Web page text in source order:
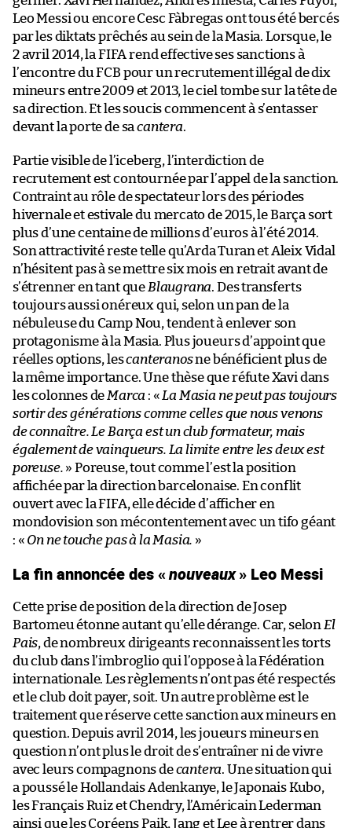
Leo Messi ou encore Cesc Fàbregas ont tous été bercés
par les diktats prêchés au sein de la Masia. Lorsque, le
2 avril 2014, la FIFA rend effective ses sanctions à
l’encontre du FCB pour un recrutement illégal de dix
mineurs entre 2009 et 2013, le ciel tombe sur la tête de
sa direction. Et les soucis commencent à s’entasser
devant la porte de sacantera.
Partie visible de l’iceberg, l’interdiction de
recrutement est contournée par l’appel de la sanction.
Contraint au rôle de spectateur lors des périodes
hivernale et estivale du mercato de 2015, le Barça sort
plus d’une centaine de millions d’euros à l’été 2014.
Son attractivité reste telle qu’Arda Turan et Aleix Vidal
n’hésitent pas à se mettre six mois en retrait avant de
s’étrenner en tant queBlaugrana. Des transferts
toujours aussi onéreux qui, selon un pan de la
nébuleuse du Camp Nou, tendent à enlever son
protagonisme à la Masia. Plus joueurs d’appoint que
réelles options, lescanteranosne bénéficient plus de
la même importance. Une thèse que réfute Xavi dans
les colonnes deMarca : «La Masia ne peut pas toujours
sortir des générations comme celles que nous venons
de connaître. Le Barça est un club formateur, mais
également de vainqueurs. La limite entre les deux est
poreuse. » Poreuse, tout comme l’est la position
affichée par la direction barcelonaise. En conflit
ouvert avec la FIFA, elle décide d’afficher en
mondovision son mécontentement avec un tifo géant
: « On ne touche pas à la Masia. »
La fin annoncée des «nouveaux» Leo Messi
Cette prise de position de la direction de Josep
Bartomeu étonne autant qu’elle dérange. Car, selonEl
Pais, de nombreux dirigeants reconnaissent les torts
du club dans l’imbroglio qui l’oppose à la Fédération
internationale. Les règlements n’ont pas été respectés
et le club doit payer, soit. Un autre problème est le
traitement que réserve cette sanction aux mineurs en
question. Depuis avril 2014, les joueurs mineurs en
question n’ont plus le droit de s’entraîner ni de vivre
avec leurs compagnons decantera. Une situation qui
a poussé le Hollandais Adenkanye, le Japonais Kubo,
les Français Ruiz et Chendry, l’Américain Lederman
ainsi que les Coréens Paik, Jang et Lee à rentrer dans